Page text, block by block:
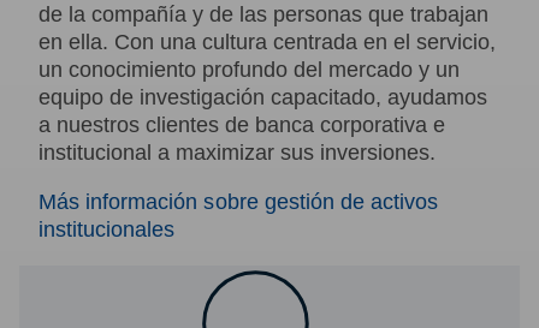
de la compañía y de las personas que trabajan
en ella. Con una cultura centrada en el servicio,
un conocimiento profundo del mercado y un
equipo de investigación capacitado, ayudamos
a nuestros clientes de banca corporativa e
institucional a maximizar sus inversiones.
Más información sobre gestión de activos
institucionales